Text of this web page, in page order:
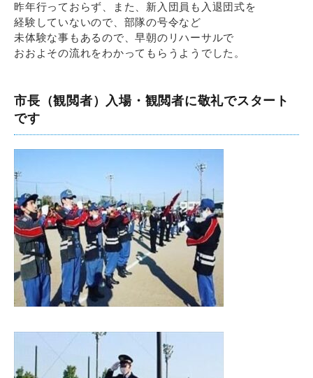
昨年行っておらず、また、新入団員も入退団式を
経験していないので、部隊の号令など
未体験な事もあるので、早朝のリハーサルで
おおよその流れをわかってもらうようでした。
市長（観閲者）入場・観閲者に敬礼でスタート
です